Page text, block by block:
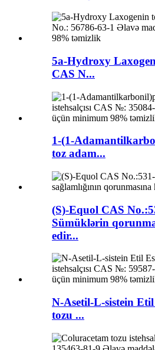
5a-Hydroxy
CAS N...
1-(1-
toz adam...
(S)-Equol CAS
Sümüklərin
edir...
N-Asetil-L-sistein
tozu ...